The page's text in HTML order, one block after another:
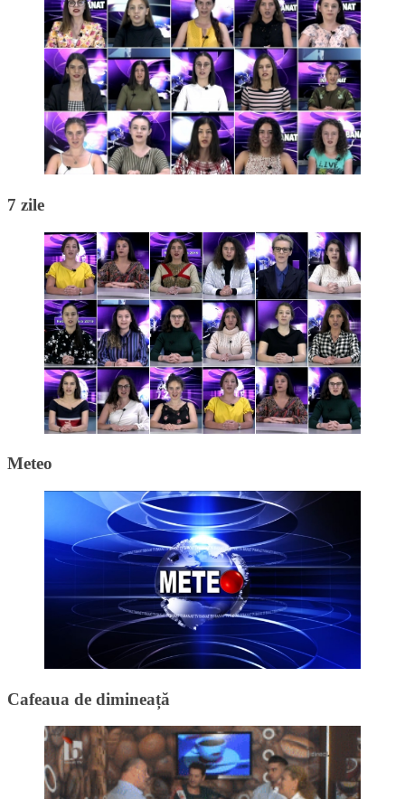
7 zile
Meteo
Cafeaua de dimineață